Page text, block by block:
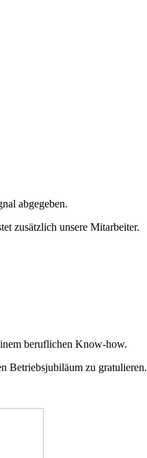
abgegeben.
zusätzlich unsere Mitarbeiter.
beruflichen Know-how.
Betriebsjubiläum zu gratulieren.